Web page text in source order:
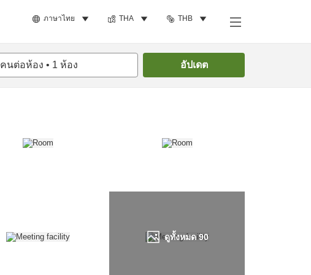
ภาษาไทย THA THB
คนต่อห้อง • 1 ห้อง อัปเดต
ดูทั้งหมด90
ค้นหาห้องพัก